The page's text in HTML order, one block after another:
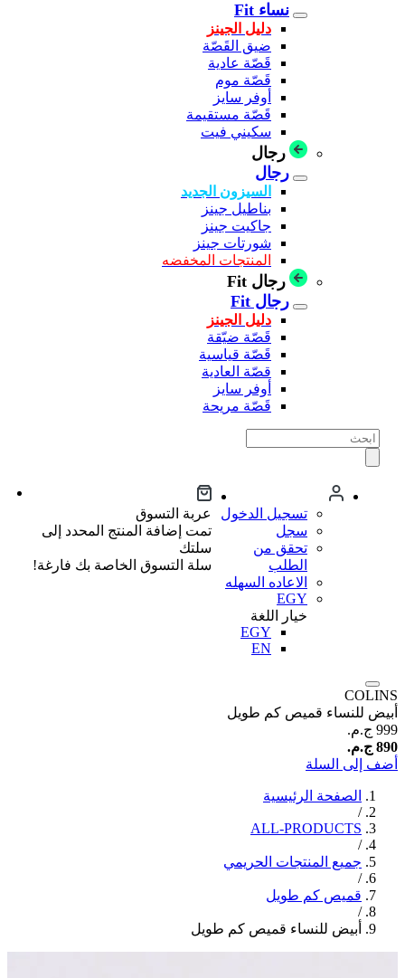
نساء Fit
دليل الجينز
ضيق القَصّة
قَصّة عادية
قَصّة موم
أوفر سايز
قَصّة مستقيمة
سكيني فيت
رجال
رجال
السيزون الجديد
بناطيل جينز
جاكيت جينز
شورتات جينز
المنتجات المخفضه
رجال Fit
رجال Fit
دليل الجينز
قَصّة ضيّقة
قَصّة قياسية
قصّة العادية
أوفر سايز
قَصّة مريحة
تسجيل الدخول
سجل
تحقق من
الطلب
الاعاده السهله
EGY
خيار اللغة
EGY
EN
عربة التسوق
تمت إضافة المنتج المحدد إلى
سلتك
سلة التسوق الخاصة بك فارغة!
COLINS
أبيض للنساء قميص كم طويل
999 ج.م.‏
890 ج.م.‏
أضف إلى السلة
الصفحة الرئيسية
/
ALL-PRODUCTS
/
جميع المنتجات الحريمي
/
قميص كم طويل
/
أبيض للنساء قميص كم طويل